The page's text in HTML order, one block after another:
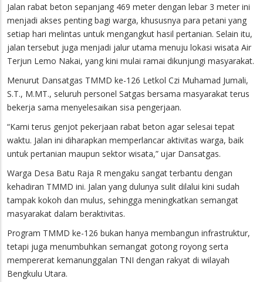
Jalan rabat beton sepanjang 469 meter dengan lebar 3 meter ini
menjadi akses penting bagi warga, khususnya para petani yang
setiap hari melintas untuk mengangkut hasil pertanian. Selain itu,
jalan tersebut juga menjadi jalur utama menuju lokasi wisata Air
Terjun Lemo Nakai, yang kini mulai ramai dikunjungi masyarakat.
Menurut Dansatgas TMMD ke-126 Letkol Czi Muhamad Jumali,
S.T., M.MT., seluruh personel Satgas bersama masyarakat terus
bekerja sama menyelesaikan sisa pengerjaan.
“Kami terus genjot pekerjaan rabat beton agar selesai tepat
waktu. Jalan ini diharapkan memperlancar aktivitas warga, baik
untuk pertanian maupun sektor wisata,” ujar Dansatgas.
Warga Desa Batu Raja R mengaku sangat terbantu dengan
kehadiran TMMD ini. Jalan yang dulunya sulit dilalui kini sudah
tampak kokoh dan mulus, sehingga meningkatkan semangat
masyarakat dalam beraktivitas.
Program TMMD ke-126 bukan hanya membangun infrastruktur,
tetapi juga menumbuhkan semangat gotong royong serta
mempererat kemanunggalan TNI dengan rakyat di wilayah
Bengkulu Utara.